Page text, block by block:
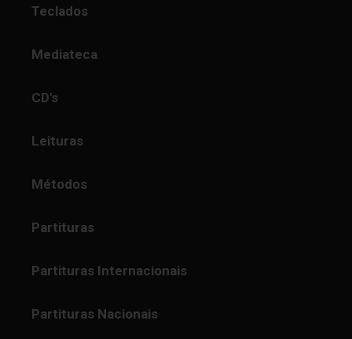
Teclados
Mediateca
CD's
Leituras
Métodos
Partituras
Partituras Internacionais
Partituras Nacionais